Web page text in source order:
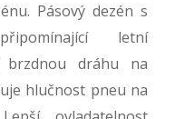
Pásový dezén s
letní
brzdnou dráhu na
hlučnost pneu na